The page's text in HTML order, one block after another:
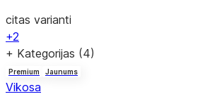
citas varianti
+2
+ Kategorijas (4)
Premium Jaunums
Vikosa